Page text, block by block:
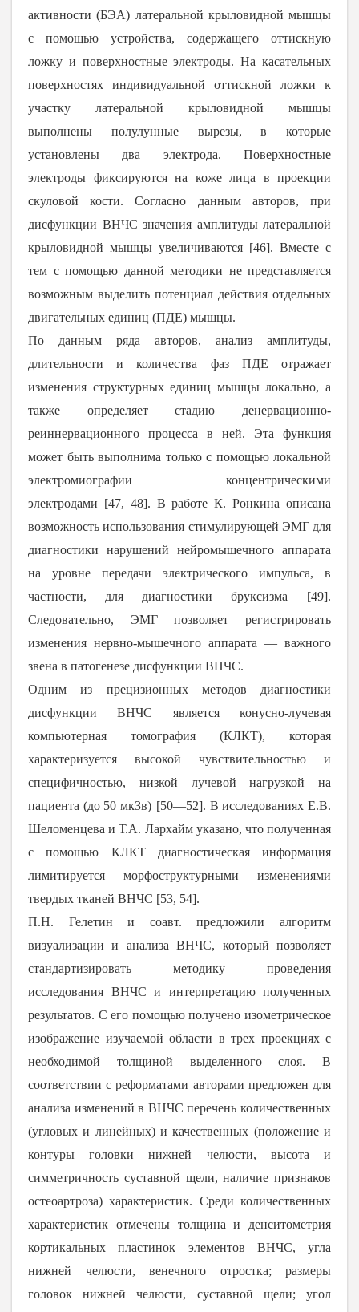
активности (БЭА) латеральной крыловидной мышцы
с помощью устройства, содержащего оттискную
ложку и поверхностные электроды. На касательных
поверхностях индивидуальной оттискной ложки к
участку латеральной крыловидной мышцы
выполнены полулунные вырезы, в которые
установлены два электрода. Поверхностные
электроды фиксируются на коже лица в проекции
скуловой кости. Согласно данным авторов, при
дисфункции ВНЧС значения амплитуды латеральной
крыловидной мышцы увеличиваются [46]. Вместе с
тем с помощью данной методики не представляется
возможным выделить потенциал действия отдельных
двигательных единиц (ПДЕ) мышцы.
По данным ряда авторов, анализ амплитуды,
длительности и количества фаз ПДЕ отражает
изменения структурных единиц мышцы локально, а
также определяет стадию денервационно-
реиннервационного процесса в ней. Эта функция
может быть выполнима только с помощью локальной
электромиографии концентрическими
электродами [47, 48]. В работе К. Ронкина описана
возможность использования стимулирующей ЭМГ для
диагностики нарушений нейромышечного аппарата
на уровне передачи электрического импульса, в
частности, для диагностики бруксизма
[49].
Следовательно, ЭМГ позволяет регистрировать
изменения нервно-мышечного аппарата ― важного
звена в патогенезе дисфункции ВНЧС.
Одним из прецизионных методов диагностики
дисфункции ВНЧС является конусно-лучевая
компьютерная томография (КЛКТ), которая
характеризуется высокой чувствительностью и
специфичностью, низкой лучевой нагрузкой на
пациента (до 50 мкЗв) [50―52]. В исследованиях Е.В.
Шеломенцева и Т.А. Лархайм указано, что полученная
с помощью КЛКТ диагностическая информация
лимитируется морфоструктурными изменениями
твердых тканей ВНЧС [53, 54].
П.Н. Гелетин и соавт. предложили алгоритм
визуализации и анализа ВНЧС, который позволяет
стандартизировать методику проведения
исследования ВНЧС и интерпретацию полученных
результатов. С его помощью получено изометрическое
изображение изучаемой области в трех проекциях с
необходимой толщиной выделенного слоя. В
соответствии с реформатами авторами предложен для
анализа изменений в ВНЧС перечень количественных
(угловых и линейных) и качественных (положение и
контуры головки нижней челюсти, высота и
симметричность суставной щели, наличие признаков
остеоартроза) характеристик. Среди количественных
характеристик отмечены толщина и денситометрия
кортикальных пластинок элементов ВНЧС, угла
нижней челюсти, венечного отростка; размеры
головок нижней челюсти, суставной щели; угол